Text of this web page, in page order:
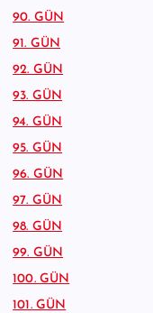
90. GÜN
91. GÜN
92. GÜN
93. GÜN
94. GÜN
95. GÜN
96. GÜN
97. GÜN
98. GÜN
99. GÜN
100. GÜN
101. GÜN